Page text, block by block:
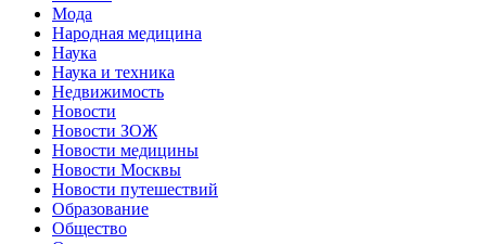
Мода
Народная медицина
Наука
Наука и техника
Недвижимость
Новости
Новости ЗОЖ
Новости медицины
Новости Москвы
Новости путешествий
Образование
Общество